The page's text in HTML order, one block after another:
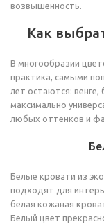
возвышенность.
Как
В многообразии
практика, самыми
лет остаются:
максимально
любых оттенков и
Белые кровати из
подходят для
белая кожаная
Белый цвет